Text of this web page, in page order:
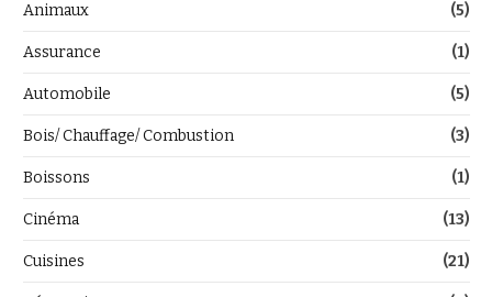
Animaux (5)
Assurance (1)
Automobile (5)
Bois/ Chauffage/ Combustion (3)
Boissons (1)
Cinéma (13)
Cuisines (21)